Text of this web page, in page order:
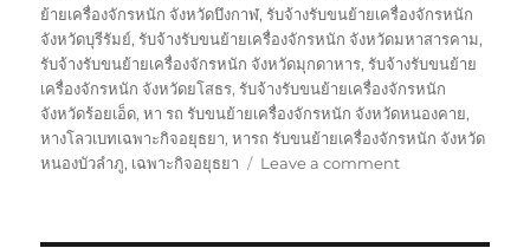
ย้ายเครื่องจักรหนัก จังหวัดบึงกาฬ,รับจ้างรับขนย้ายเครื่องจักรหนัก
จังหวัดบุรีรัมย์,รับจ้างรับขนย้ายเครื่องจักรหนัก จังหวัดมหาสารคาม,
รับจ้างรับขนย้ายเครื่องจักรหนัก จังหวัดมุกดาหาร,รับจ้างรับขนย้าย
เครื่องจักรหนัก จังหวัดยโสธร,รับจ้างรับขนย้ายเครื่องจักรหนัก
จังหวัดร้อยเอ็ด,หา รถ รับขนย้ายเครื่องจักรหนัก จังหวัดหนองคาย,
หางโลวเบทเฉพาะกิจอยุธยา,หารถ รับขนย้ายเครื่องจักรหนัก จังหวัด
หนองบัวลำภู, เฉพาะกิจอยุธยา Leave a commenton